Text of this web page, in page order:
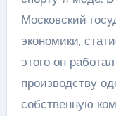
Московский
экономики,
этого он
производству
собственную